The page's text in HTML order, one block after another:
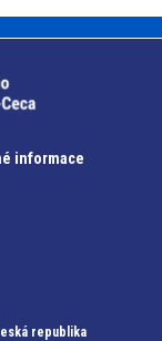
informace
republika